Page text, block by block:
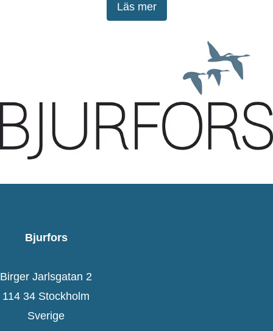
Läs mer
Bjurfors
Birger Jarlsgatan 2
114 34 Stockholm
Sverige